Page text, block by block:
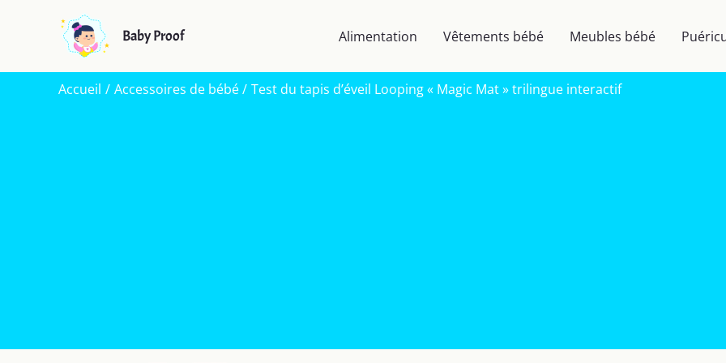
Baby Proof Alimentation Vêtements bébé Meubles bébé
Accueil Accessoires de bébé Test du tapis d’éveil Looping « Magic Mat » trilingue interactif